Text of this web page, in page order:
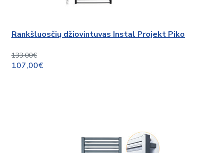
Rankšluosčių džiovintuvas Instal Projekt Piko
133,00€
107,00€